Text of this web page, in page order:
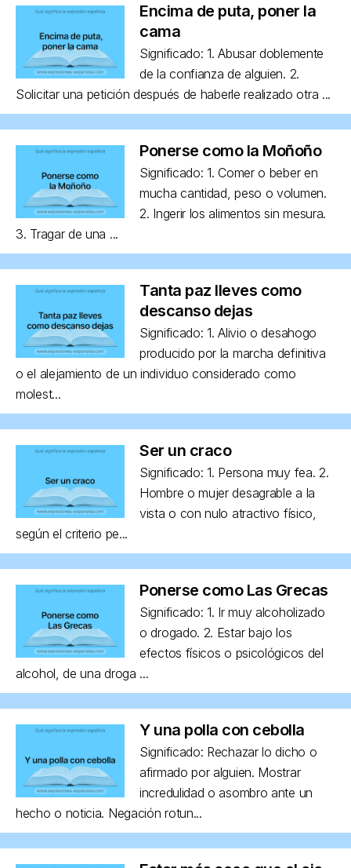
Encima de puta, poner la
cama
Significado: 1. Abusar doblemente
de la confianza de alguien. 2.
Solicitar una petición después de haberle realizado otra ...
Ponerse como la Moñoño
Significado: 1. Comer o beber en
mucha cantidad, peso o volumen.
2. Ingerir los alimentos sin mesura.
3. Tragar de una ...
Tanta paz lleves como
descanso dejas
Significado: 1. Alivio o desahogo
producido por la marcha definitiva
o el alejamiento de un individuo considerado como
molest...
Ser un craco
Significado: 1. Persona muy fea. 2.
Hombre o mujer desagrable a la
vista o con nulo atractivo físico,
según el criterio pe...
Ponerse como Las Grecas
Significado: 1. Ir muy alcoholizado
o drogado. 2. Estar bajo los
efectos físicos o psicológicos del
alcohol, de una droga ...
Y una polla con cebolla
Significado: Rechazar lo dicho o
afirmado por alguien. Mostrar
incredulidad o asombro ante un
hecho o noticia. Negación rotun...